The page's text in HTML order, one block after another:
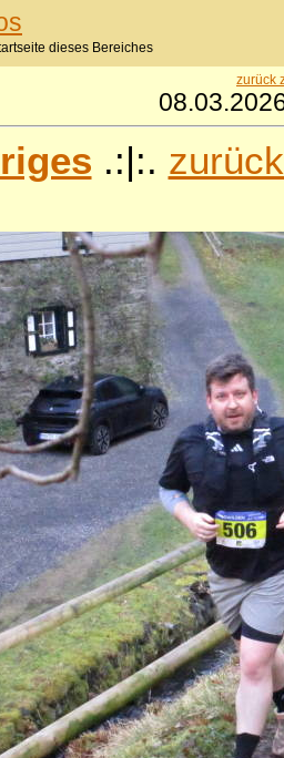
dieses Bereiches
zurück
.:|:.